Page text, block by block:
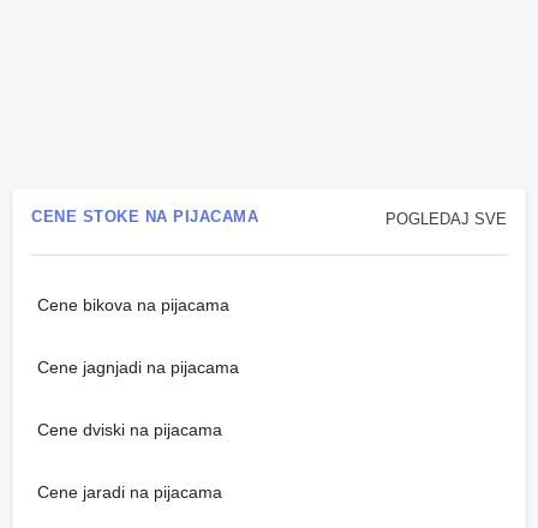
POGLEDAJ SVE
CENE STOKE NA PIJACAMA
Cene bikova na pijacama
Cene jagnjadi na pijacama
Cene dviski na pijacama
Cene jaradi na pijacama